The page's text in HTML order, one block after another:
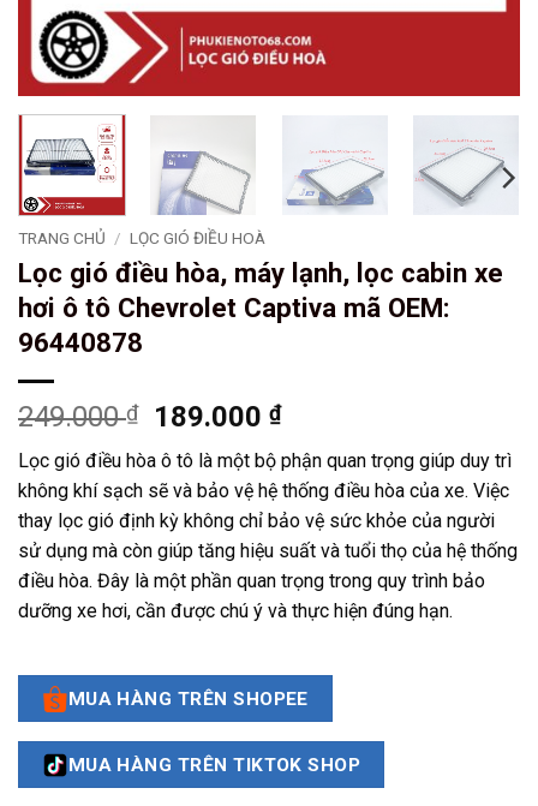
TRANG CHỦ / LỌC GIÓ ĐIỀU HOÀ
Lọc gió điều hòa, máy lạnh, lọc cabin xe
hơi ô tô Chevrolet Captiva mã OEM:
96440878
249.000₫
Giá
gốc
là:
249.000 ₫.
189.000₫Giá
hiện
tại
là:
189.000 ₫.
Lọc gió điều hòa ô tô là một bộ phận quan trọng giúp duy trì
không khí sạch sẽ và bảo vệ hệ thống điều hòa của xe. Việc
thay lọc gió định kỳ không chỉ bảo vệ sức khỏe của người
sử dụng mà còn giúp tăng hiệu suất và tuổi thọ của hệ thống
điều hòa. Đây là một phần quan trọng trong quy trình bảo
dưỡng xe hơi, cần được chú ý và thực hiện đúng hạn.
MUA HÀNG TRÊN SHOPEE
MUA HÀNG TRÊN TIKTOK SHOP